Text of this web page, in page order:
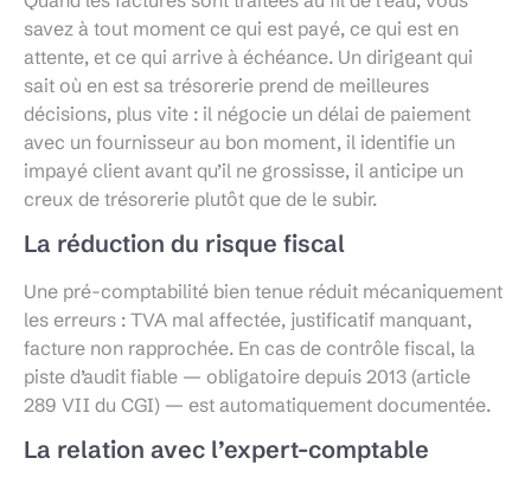
savez à tout moment ce qui est payé, ce qui est en
attente, et ce qui arrive à échéance. Un dirigeant qui
sait où en est sa trésorerie prend de meilleures
décisions, plus vite : il négocie un délai de paiement
avec un fournisseur au bon moment, il identifie un
impayé client avant qu’il ne grossisse, il anticipe un
creux de trésorerie plutôt que de le subir.
La réduction du risque fiscal
Une pré-comptabilité bien tenue réduit mécaniquement
les erreurs : TVA mal affectée, justificatif manquant,
facture non rapprochée. En cas de contrôle fiscal, la
piste d’audit fiable — obligatoire depuis 2013 (article
289 VII du CGI) — est automatiquement documentée.
La relation avec l’expert-comptable